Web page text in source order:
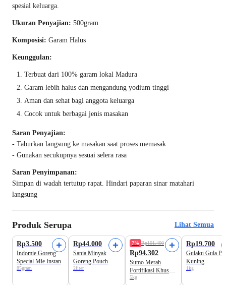
spesial keluarga.
Ukuran Penyajian: 500gram
Komposisi: Garam Halus
Keunggulan:
Terbuat dari 100% garam lokal Madura
Garam lebih halus dan mengandung yodium tinggi
Aman dan sehat bagi anggota keluarga
Cocok untuk berbagai jenis masakan
Saran Penyajian:
- Taburkan langsung ke masakan saat proses memasak
- Gunakan secukupnya sesuai selera rasa
Saran Penyimpanan:
Simpan di wadah tertutup rapat. Hindari paparan sinar matahari
langsung
Produk Serupa Lihat Semua
Rp3.500
Indomie Goreng
Special Mie Instan
85gram
Rp44.000
Sania Minyak
Goreng Pouch
2liter
7% Rp101.400
Rp94.302
Sumo Merah
Fortifikasi Khusus
Beras Premium
5kg
Rp19.700
Gulaku Gula
Kuning
1kg